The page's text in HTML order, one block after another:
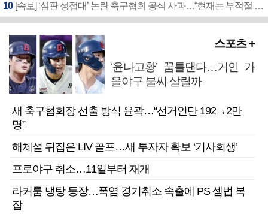
10 [속보] ‘심판 성접대’ 논란 축구협회 공식 사과…“현재는 부적절 행위 없어”
스포츠 +
‘윤나고황’ 꿈틀댄다…거인 가
을야구 불씨 살릴까
새 축구협회장 선출 방식 윤곽…“선거인단 192→2만
명”
해체설 뒤집은 LIV 골프…새 투자자 확보 ‘기사회생’
프로야구 취소…11일부터 재개
라커룸 냉탕 등장…폭염 경기취소 속출에 PS 셈법 복
잡